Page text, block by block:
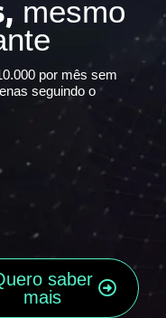
mesmo
por mês sem
seguindo o
saber
mais